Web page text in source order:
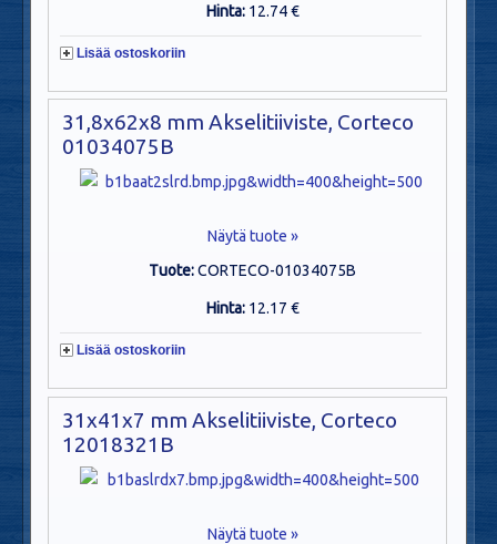
Hinta: 12.74 €
Lisää ostoskoriin
31,8x62x8 mm Akselitiiviste, Corteco
01034075B
Näytä tuote »
Tuote:CORTECO-01034075B
Hinta: 12.17 €
Lisää ostoskoriin
31x41x7 mm Akselitiiviste, Corteco
12018321B
Näytä tuote »